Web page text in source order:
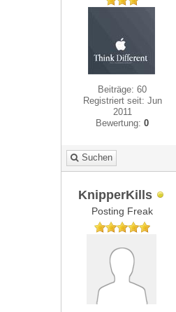
Beiträge: 60
Registriert seit: Jun
2011
Bewertung:0
Suchen
KnipperKills
Posting Freak